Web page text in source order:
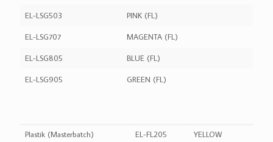
EL-LSG503 PINK (FL)
EL-LSG707 MAGENTA (FL)
EL-LSG805 BLUE (FL)
EL-LSG905 GREEN (FL)
Plastik (Masterbatch) EL-FL205 YELLOW